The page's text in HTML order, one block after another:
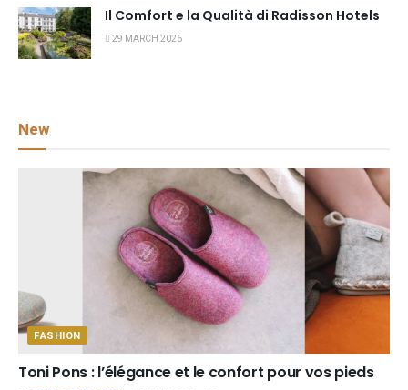
Il Comfort e la Qualità di Radisson Hotels
29 MARCH 2026
New
FASHION
Toni Pons : l’élégance et le confort pour vos pieds